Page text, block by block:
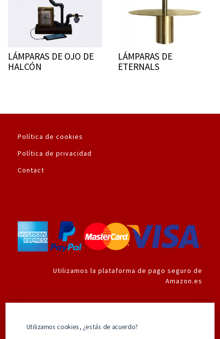
LÁMPARAS DE OJO DE
HALCÓN
LÁMPARAS DE
ETERNALS
Política de cookies
Política de privacidad
Contact
Utilizamos la plataforma de pago seguro de
Amazon.es
Los mejores productos de Superhéroes
Utilizamos cookies, ¿estás de acuerdo?